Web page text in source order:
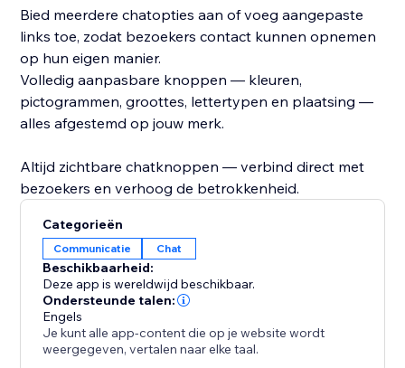
Bied meerdere chatopties aan of voeg aangepaste
links toe, zodat bezoekers contact kunnen opnemen
op hun eigen manier.
Volledig aanpasbare knoppen — kleuren,
pictogrammen, groottes, lettertypen en plaatsing —
alles afgestemd op jouw merk.
Altijd zichtbare chatknoppen — verbind direct met
bezoekers en verhoog de betrokkenheid.
Categorieën
Communicatie Chat
Beschikbaarheid:
Deze app is wereldwijd beschikbaar.
Ondersteunde talen:
Engels
Je kunt alle app-content die op je website wordt
weergegeven, vertalen naar elke taal.